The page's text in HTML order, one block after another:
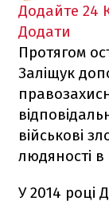
Додайте 24
Додати
Протягом
Заліщук
військові
людяності
У 2014